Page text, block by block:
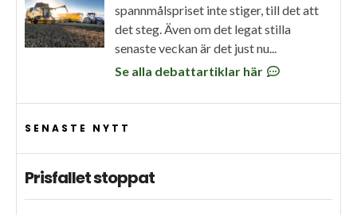
spannmålspriset inte stiger, till det att
det steg. Även om det legat stilla
senaste veckan är det just nu...
Se alla debattartiklar här
SENASTE NYTT
Prisfallet stoppat